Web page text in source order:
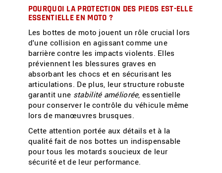
POURQUOI LA PROTECTION DES PIEDS EST-ELLE
ESSENTIELLE EN MOTO ?
Les bottes de moto jouent un rôle crucial lors
d'une collision en agissant comme une
barrière contre les impacts violents. Elles
préviennent les blessures graves en
absorbant les chocs et en sécurisant les
articulations. De plus, leur structure robuste
garantit une stabilité améliorée, essentielle
pour conserver le contrôle du véhicule même
lors de manœuvres brusques.
Cette attention portée aux détails et à la
qualité fait de nos bottes un indispensable
pour tous les motards soucieux de leur
sécurité et de leur performance.